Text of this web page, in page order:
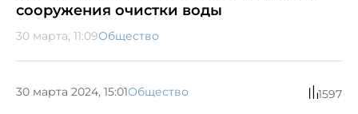
сооружения очистки воды
30 марта, 11:09Общество
30 марта 2024, 15:01Общество 1597